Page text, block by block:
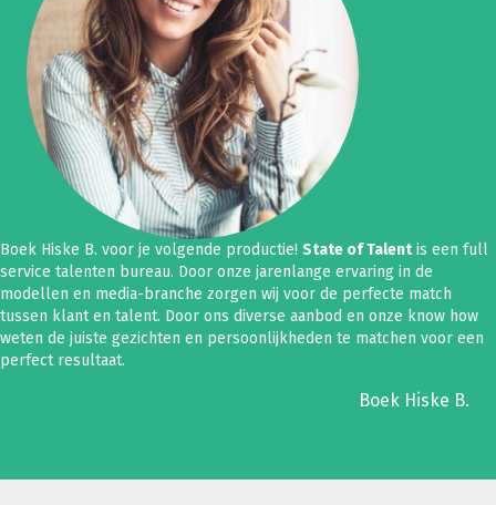
Boek Hiske B. voor je volgende productie! State of Talentis een full
service talenten bureau. Door onze jarenlange ervaring in de
modellen en media-branche zorgen wij voor de perfecte match
tussen klant en talent. Door ons diverse aanbod en onze know how
weten de juiste gezichten en persoonlijkheden te matchen voor een
perfect resultaat.
Boek Hiske B.